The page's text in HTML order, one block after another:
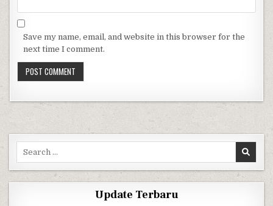
Save my name, email, and website in this browser for the
next time I comment.
Update Terbaru